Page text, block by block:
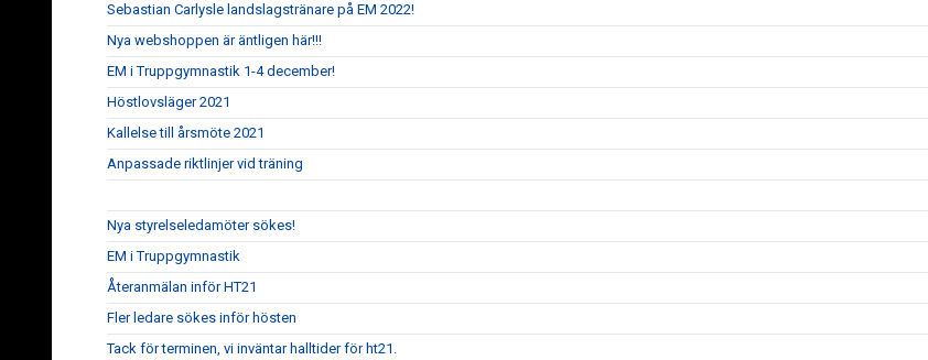
Sebastian Carlysle landslagstränare på EM 2022!
Nya webshoppen är äntligen här!!!
EM i Truppgymnastik 1-4 december!
Höstlovsläger 2021
Kallelse till årsmöte 2021
Anpassade riktlinjer vid träning
Nya styrelseledamöter sökes!
EM i Truppgymnastik
Återanmälan inför HT21
Fler ledare sökes inför hösten
Tack för terminen, vi inväntar halltider för ht21.